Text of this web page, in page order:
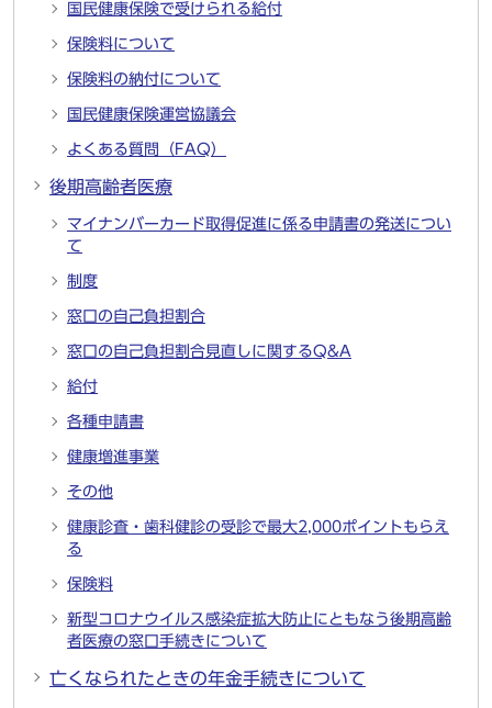
国民健康保険で受けられる給付
保険料について
保険料の納付について
国民健康保険運営協議会
よくある質問（FAQ）
後期高齢者医療
マイナンバーカード取得促進に係る申請書の発送につい
て
制度
窓口の自己負担割合
窓口の自己負担割合見直しに関するQ&A
給付
各種申請書
健康増進事業
その他
健康診査・歯科健診の受診で最大2,000ポイントもらえ
る
保険料
新型コロナウイルス感染症拡大防止にともなう後期高齢
者医療の窓口手続きについて
亡くなられたときの年金手続きについて